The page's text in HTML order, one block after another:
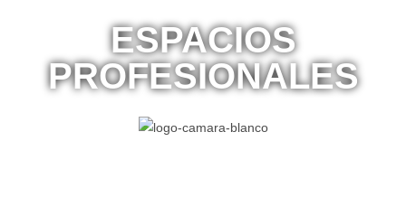
ESPACIOS
PROFESIONALES